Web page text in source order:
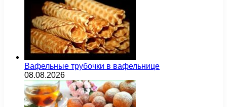
Вафельные трубочки в вафельнице
08.08.2026